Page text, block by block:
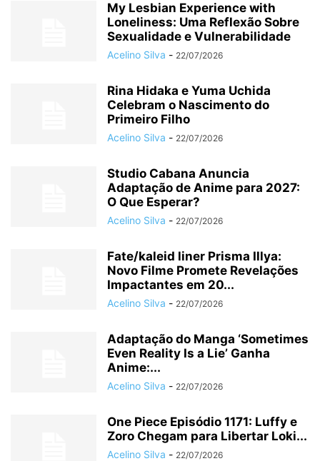
My Lesbian Experience with
Loneliness: Uma Reflexão Sobre
Sexualidade e Vulnerabilidade
Acelino Silva - 22/07/2026
Rina Hidaka e Yuma Uchida
Celebram o Nascimento do
Primeiro Filho
Acelino Silva - 22/07/2026
Studio Cabana Anuncia
Adaptação de Anime para 2027:
O Que Esperar?
Acelino Silva - 22/07/2026
Fate/kaleid liner Prisma Illya:
Novo Filme Promete Revelações
Impactantes em 20...
Acelino Silva - 22/07/2026
Adaptação do Manga ‘Sometimes
Even Reality Is a Lie’ Ganha
Anime:...
Acelino Silva - 22/07/2026
One Piece Episódio 1171: Luffy e
Zoro Chegam para Libertar Loki...
Acelino Silva - 22/07/2026